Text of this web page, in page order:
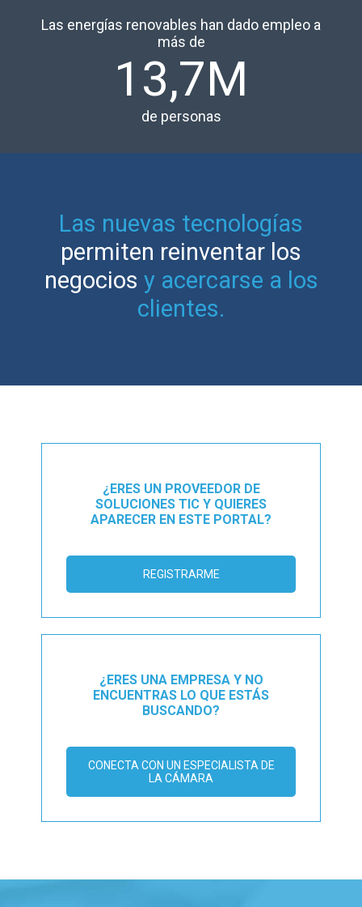
Las energías renovables han dado empleo a
más de
13,7M
de personas
Las nuevas tecnologías
permiten reinventar los
negocios y acercarse a los
clientes.
¿ERES UN PROVEEDOR DE
SOLUCIONES TIC Y QUIERES
APARECER EN ESTE PORTAL?
REGISTRARME
¿ERES UNA EMPRESA Y NO
ENCUENTRAS LO QUE ESTÁS
BUSCANDO?
CONECTA CON UN ESPECIALISTA DE
LA CÁMARA